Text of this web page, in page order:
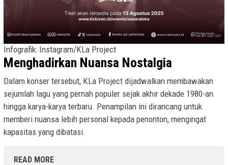
Infografik: Instagram/KLa Project
Menghadirkan Nuansa Nostalgia
Dalam konser tersebut, KLa Project dijadwalkan membawakan
sejumlah lagu yang pernah populer sejak akhir dekade 1980-an
hingga karya-karya terbaru. Penampilan ini dirancang untuk
memberi nuansa lebih personal kepada penonton, mengingat
kapasitas yang dibatasi.
READ MORE